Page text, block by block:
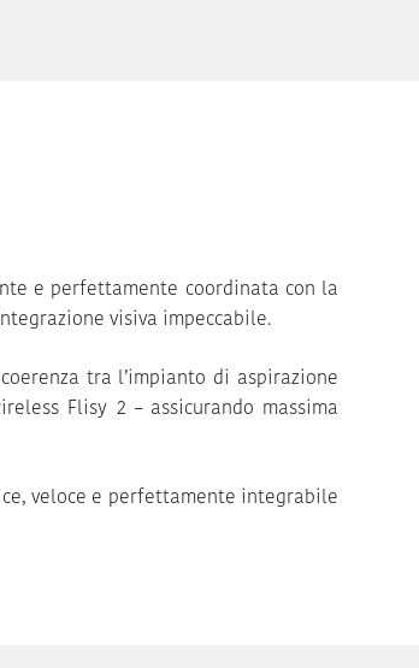
e perfettamente coordinata con la
visiva impeccabile.
tra l’impianto di aspirazione
Flisy 2 – assicurando massima
veloce e perfettamente integrabile